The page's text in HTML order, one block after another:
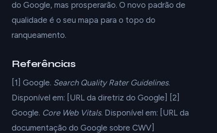
do Google, mas prosperarão. O novo padrão de
qualidade é o seu mapa para o topo do
ranqueamento.
Referências
[1] Google. Search Quality Rater Guidelines.
Disponível em: [URL da diretriz do Google] [2]
Google. Core Web Vitals. Disponível em: [URL da
documentação do Google sobre CWV]